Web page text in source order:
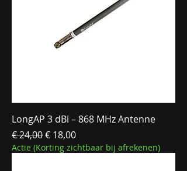
LongAP 3 dBi – 868 MHz Antenne
Normale prijs
€ 24,00Verkoopprijs
€ 18,00
Actie (Korting zichtbaar bij afrekenen)